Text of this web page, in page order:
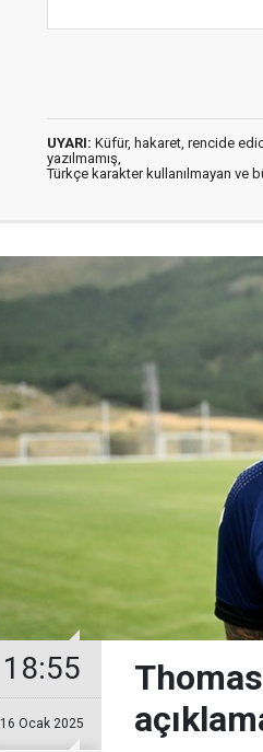
UYARI: Küfür, hakaret, rencide
yazılmamış,
Türkçe karakter kullanılmayan ve
18:55
16 Ocak 2025